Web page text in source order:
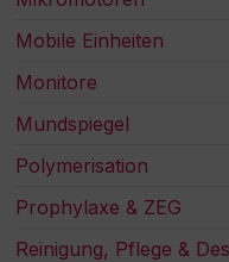
Mobile Einheiten
Monitore
Mundspiegel
Polymerisation
Prophylaxe & ZEG
Reinigung, Pflege &